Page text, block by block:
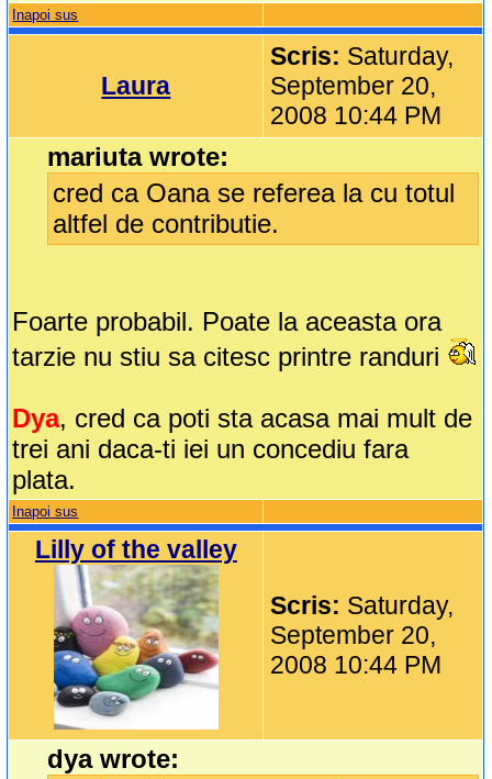
Inapoi sus
Laura
Scris: Saturday,
September 20,
2008 10:44 PM
mariuta wrote:
cred ca Oana se referea la cu totul
altfel de contributie.
Foarte probabil. Poate la aceasta ora
tarzie nu stiu sa citesc printre randuri
Dya, cred ca poti sta acasa mai mult de
trei ani daca-ti iei un concediu fara
plata.
Inapoi sus
Lilly of the valley
Scris: Saturday,
September 20,
2008 10:44 PM
dya wrote: